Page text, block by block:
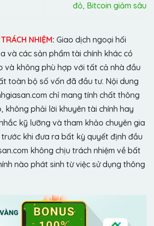
đỏ, Bitcoin giảm sâu
NHIỆM: Giao dịch ngoại hối
và các sản phẩm tài chính khác có
và không phù hợp với tất cả nhà đầu
toàn bộ số vốn đã đầu tư. Nội dung
chỉ mang tính chất thông
không phải lời khuyên tài chính hay
kỹ lưỡng và tham khảo chuyên gia
khi đưa ra bất kỳ quyết định đầu
không chịu trách nhiệm về bất
nào phát sinh từ việc sử dụng thông